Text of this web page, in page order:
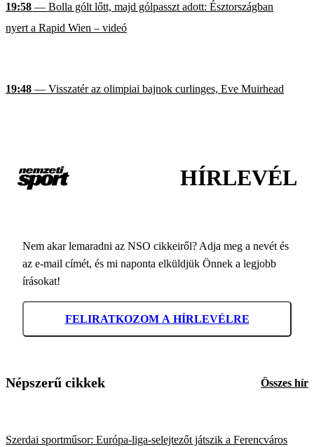
19:58 — Bolla gólt lőtt, majd gólpasszt adott: Észtországban
nyert a Rapid Wien – videó
19:48 — Visszatér az olimpiai bajnok curlinges, Eve Muirhead
HÍRLEVÉL
Nem akar lemaradni az NSO cikkeiről? Adja meg a nevét és
az e-mail címét, és mi naponta elküldjük Önnek a legjobb
írásokat!
FELIRATKOZOM A HÍRLEVÉLRE
Népszerű cikkek Összes hír
Szerdai sportműsor: Európa-liga-selejtezőt játszik a Ferencváros